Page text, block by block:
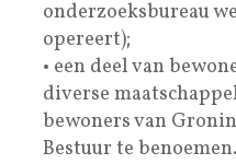
onderzoeksbureau
opereert);
• een deel van
diverse
bewoners van
Bestuur te benoemen.